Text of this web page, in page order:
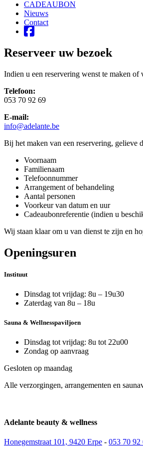
CADEAUBON
Nieuws
Contact
Reserveer uw bezoek
Indien u een reservering wenst te maken of
Telefoon:
053 70 92 69
E-mail:
info@adelante.be
Bij het maken van een reservering, gelieve
Voornaam
Familienaam
Telefoonnummer
Arrangement of behandeling
Aantal personen
Voorkeur van datum en uur
Cadeaubonreferentie (indien u
Wij staan klaar om u van dienst te zijn en
Openingsuren
Instituut
Dinsdag tot vrijdag: 8u – 19u30
Zaterdag van 8u – 18u
Sauna & Wellnesspaviljoen
Dinsdag tot vrijdag: 8u tot 22u00
Zondag op aanvraag
Gesloten op maandag
Alle verzorgingen, arrangementen en
Adelante beauty & wellness
Honegemstraat 101, 9420 Erpe - 053 70 92